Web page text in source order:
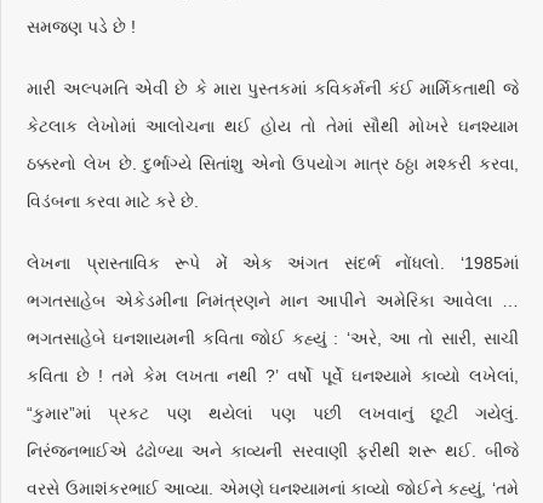
સમજણ પડે છે !
મારી અલ્પમતિ એવી છે કે મારા પુસ્તકમાં કવિકર્મની કંઈ માર્મિકતાથી જે
કેટલાક લેખોમાં આલોચના થઈ હોય તો તેમાં સૌથી મોખરે ઘનશ્યામ
ઠક્કરનો લેખ છે. દુર્ભાગ્યે સિતાંશુ એનો ઉપયોગ માત્ર ઠઠ્ઠા મશ્કરી કરવા,
વિડંબના કરવા માટે કરે છે.
લેખના પ્રાસ્તાવિક રૂપે મેં એક અંગત સંદર્ભ નોંધલો. ‘1985માં
ભગતસાહેબ એકેડમીના નિમંત્રણને માન આપીને અમેરિકા આવેલા …
ભગતસાહેબે ઘનશાયમની કવિતા જોઈ કહ્યું : ‘અરે, આ તો સારી, સાચી
કવિતા છે ! તમે કેમ લખતા નથી ?’ વર્ષો પૂર્વે ઘનશ્યામે કાવ્યો લખેલાં,
“કુમાર”માં પ્રકટ પણ થયેલાં પણ પછી લખવાનું છૂટી ગયેલું.
નિરંજનભાઈએ ઢંઢોળ્યા અને કાવ્યની સરવાણી ફરીથી શરૂ થઈ. બીજે
વરસે ઉમાશંકરભાઈ આવ્યા. એમણે ઘનશ્યામનાં કાવ્યો જોઈને કહ્યું, ‘તમે